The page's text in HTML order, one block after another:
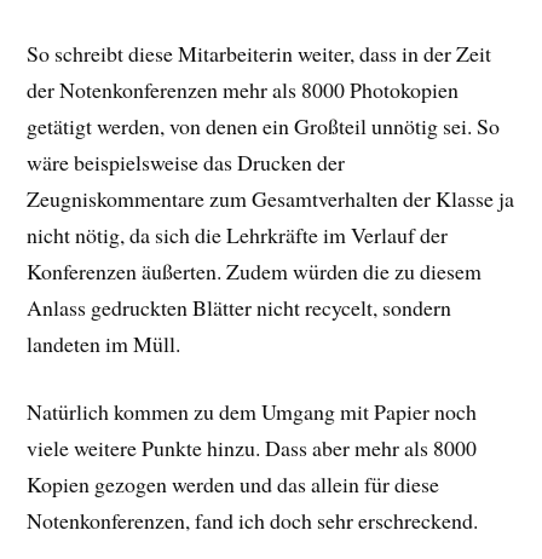
So schreibt diese Mitarbeiterin weiter, dass in der Zeit
der Notenkonferenzen mehr als 8000 Photokopien
getätigt werden, von denen ein Großteil unnötig sei. So
wäre beispielsweise das Drucken der
Zeugniskommentare zum Gesamtverhalten der Klasse ja
nicht nötig, da sich die Lehrkräfte im Verlauf der
Konferenzen äußerten. Zudem würden die zu diesem
Anlass gedruckten Blätter nicht recycelt, sondern
landeten im Müll.
Natürlich kommen zu dem Umgang mit Papier noch
viele weitere Punkte hinzu. Dass aber mehr als 8000
Kopien gezogen werden und das allein für diese
Notenkonferenzen, fand ich doch sehr erschreckend.